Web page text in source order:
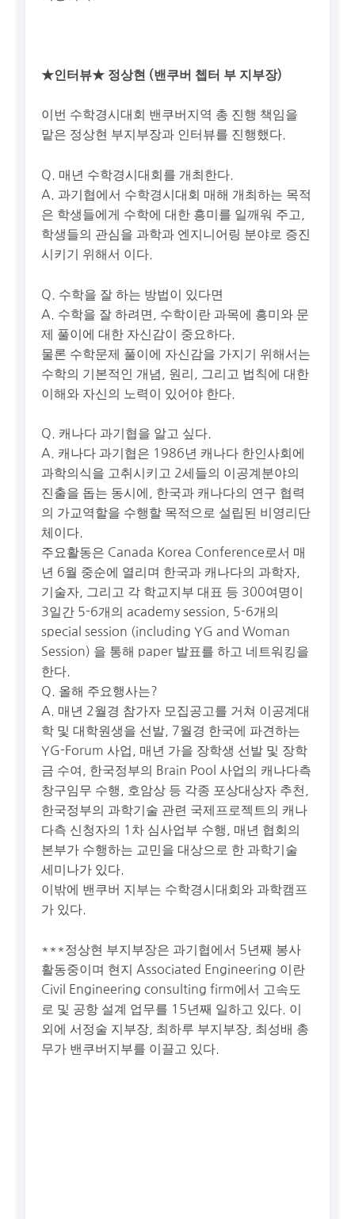
★인터뷰★ 정상현 (밴쿠버 쳅터 부 지부장)
이번 수학경시대회 밴쿠버지역 총 진행 책임을
맡은 정상현 부지부장과 인터뷰를 진행했다.
Q. 매년 수학경시대회를 개최한다.
A. 과기협에서 수학경시대회 매해 개최하는 목적
은 학생들에게 수학에 대한 흥미를 일깨워 주고,
학생들의 관심을 과학과 엔지니어링 분야로 증진
시키기 위해서 이다.
Q. 수학을 잘 하는 방법이 있다면
A. 수학을 잘 하려면, 수학이란 과목에 흥미와 문
제 풀이에 대한 자신감이 중요하다.
물론 수학문제 풀이에 자신감을 가지기 위해서는
수학의 기본적인 개념, 원리, 그리고 법칙에 대한
이해와 자신의 노력이 있어야 한다.
Q. 캐나다 과기협을 알고 싶다.
A. 캐나다 과기협은 1986년 캐나다 한인사회에
과학의식을 고취시키고 2세들의 이공계분야의
진출을 돕는 동시에, 한국과 캐나다의 연구 협력
의 가교역할을 수행할 목적으로 설립된 비영리단
체이다.
주요활동은 Canada Korea Conference로서 매
년 6월 중순에 열리며 한국과 캐나다의 과학자,
기술자, 그리고 각 학교지부 대표 등 300여명이
3일간 5-6개의 academy session, 5-6개의
special session (including YG and Woman
Session) 을 통해 paper 발표를 하고 네트워킹을
한다.
Q. 올해 주요행사는?
A. 매년 2월경 참가자 모집공고를 거쳐 이공계대
학 및 대학원생을 선발, 7월경 한국에 파견하는
YG-Forum 사업, 매년 가을 장학생 선발 및 장학
금 수여, 한국정부의 Brain Pool 사업의 캐나다측
창구임무 수행, 호암상 등 각종 포상대상자 추천,
한국정부의 과학기술 관련 국제프로젝트의 캐나
다측 신청자의 1차 심사업부 수행, 매년 협회의
본부가 수행하는 교민을 대상으로 한 과학기술
세미나가 있다.
이밖에 밴쿠버 지부는 수학경시대회와 과학캠프
가 있다.
***정상현 부지부장은 과기협에서 5년째 봉사
활동중이며 현지 Associated Engineering 이란
Civil Engineering consulting firm에서 고속도
로 및 공항 설계 업무를 15년째 일하고 있다. 이
외에 서정술 지부장, 최하루 부지부장, 최성배 총
무가 밴쿠버지부를 이끌고 있다.